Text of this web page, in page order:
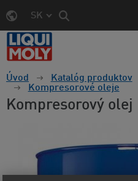
SK
Úvod Katalóg produktov
Kompresorové oleje
Kompresorový olej